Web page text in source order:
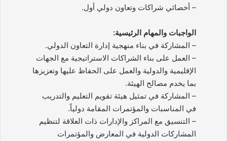
– أخصائي شراكات وتعاون دولي أول.
الواجبات والمهام الرئيسية:
– المشاركة في بناء منهجية إدارة التعاون الدولي.
– العمل على بناء الشراكات الاستراتيجية مع الجهات
الإقليمية والدولية والعمل على الحفاظ عليها وتعزيزها
بما يخدم مصالح الهيئة.
– المشاركة في تمثيل هيئة تقويم التعليم والتدريب
في المناسبات والمؤتمرات المقامة دولياً.
– التنسيق مع المراكز والإدارات ذات العلاقة لتنظيم
المشاركات الدولية في المعارض والمؤتمرات